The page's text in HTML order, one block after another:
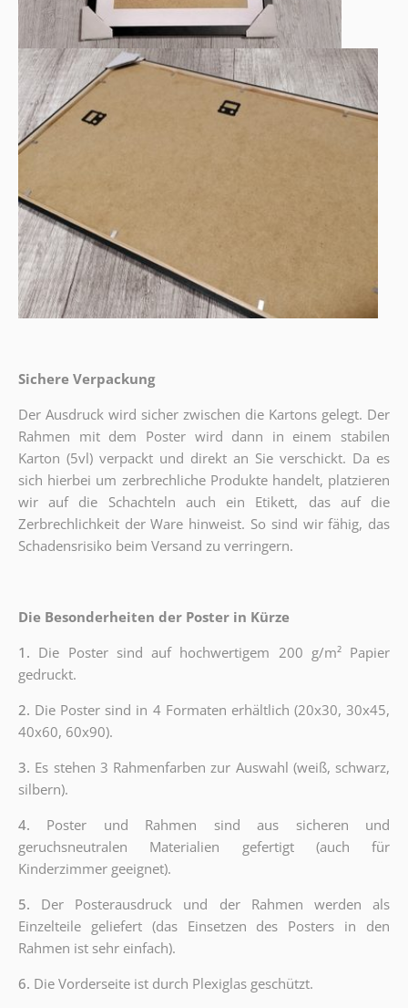
Sichere Verpackung
Der Ausdruck wird sicher zwischen die Kartons gelegt. Der
Rahmen mit dem Poster wird dann in einem stabilen
Karton (5vl) verpackt und direkt an Sie verschickt. Da es
sich hierbei um zerbrechliche Produkte handelt, platzieren
wir auf die Schachteln auch ein Etikett, das auf die
Zerbrechlichkeit der Ware hinweist. So sind wir fähig, das
Schadensrisiko beim Versand zu verringern.
Die Besonderheiten der Poster in Kürze
1. Die Poster sind auf hochwertigem 200 g/m² Papier
gedruckt.
2. Die Poster sind in 4 Formaten erhältlich (20x30, 30x45,
40x60, 60x90).
3. Es stehen 3 Rahmenfarben zur Auswahl (weiß, schwarz,
silbern).
4. Poster und Rahmen sind aus sicheren und
geruchsneutralen Materialien gefertigt (auch für
Kinderzimmer geeignet).
5. Der Posterausdruck und der Rahmen werden als
Einzelteile geliefert (das Einsetzen des Posters in den
Rahmen ist sehr einfach).
6. Die Vorderseite ist durch Plexiglas geschützt.